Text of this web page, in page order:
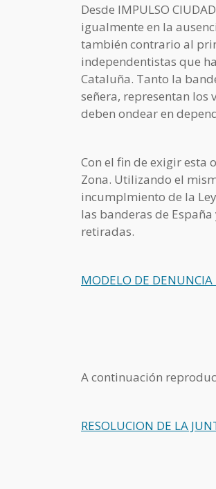
Desde IMPULSO
igualmente en la
también contrario al
independentistas que
Cataluña. Tanto la
señera, representan los
deben ondear en
Con el fin de exigir esta
Zona. Utilizando el
incumplmiento de la
las banderas de
retiradas.
MODELO DE DENUNCIA
A continuación
RESOLUCION DE LA